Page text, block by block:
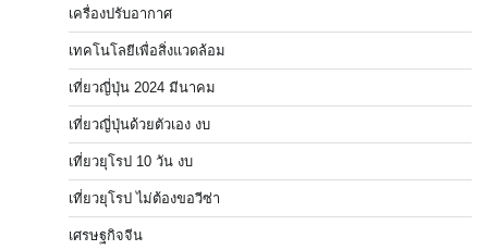
เครื่องปรับอากาศ
เทคโนโลยีเพื่อสิ่งแวดล้อม
เที่ยวญี่ปุ่น 2024 มีนาคม
เที่ยวญี่ปุ่นด้วยตัวเอง งบ
เที่ยวยุโรป 10 วัน งบ
เที่ยวยุโรป ไม่ต้องขอวีซ่า
เศรษฐกิจจีน